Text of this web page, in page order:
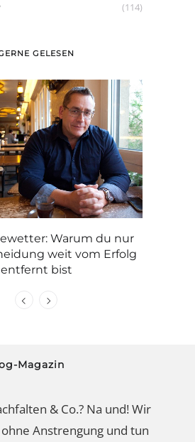
(114)
GELESEN
Warum du nur
weit vom Erfolg
entfernt bist
Magazin
& Co.? Na und! Wir
Anstrengung und tun